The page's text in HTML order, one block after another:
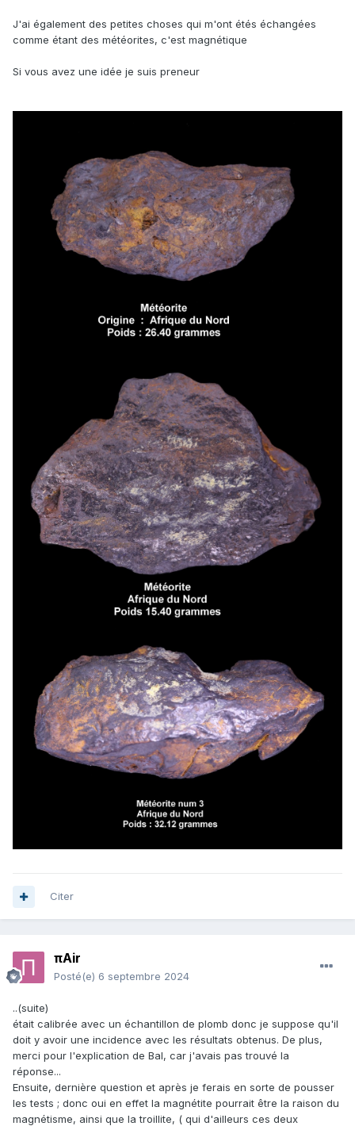
J'ai également des petites choses qui m'ont étés échangées
comme étant des météorites, c'est magnétique
Si vous avez une idée je suis preneur
Citer
πAir
Posté(e) 6 septembre 2024
..(suite)
était calibrée avec un échantillon de plomb donc je suppose qu'il
doit y avoir une incidence avec les résultats obtenus. De plus,
merci pour l'explication de Bal, car j'avais pas trouvé la
réponse...
Ensuite, dernière question et après je ferais en sorte de pousser
les tests ; donc oui en effet la magnétite pourrait être la raison du
magnétisme, ainsi que la troillite, ( qui d'ailleurs ces deux